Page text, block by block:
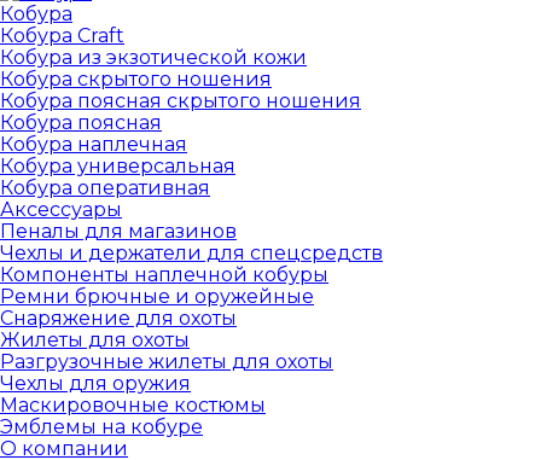
Кобура
Кобура Craft
Кобура из экзотической кожи
Кобура скрытого ношения
Кобура поясная скрытого ношения
Кобура поясная
Кобура наплечная
Кобура универсальная
Кобура оперативная
Аксессуары
Пеналы для магазинов
Чехлы и держатели для спецсредств
Компоненты наплечной кобуры
Ремни брючные и оружейные
Снаряжение для охоты
Жилеты для охоты
Разгрузочные жилеты для охоты
Чехлы для оружия
Маскировочные костюмы
Эмблемы на кобуре
О компании